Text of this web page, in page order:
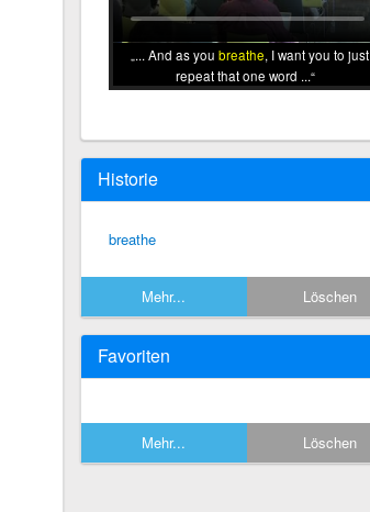
... And as you breathe, I want you to just
repeat that one word ...
Historie
breathe
Mehr... Löschen
Favoriten
Mehr... Löschen